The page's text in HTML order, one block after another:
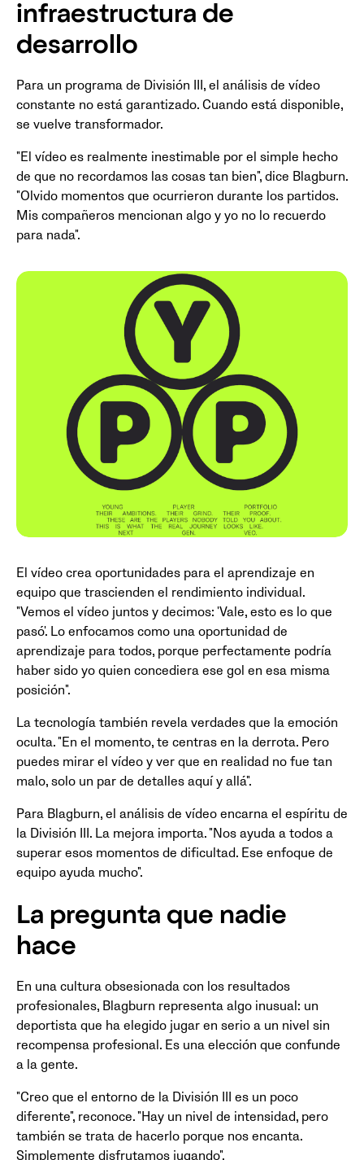
infraestructura de
desarrollo
Para un programa de División III, el análisis de vídeo
constante no está garantizado. Cuando está disponible,
se vuelve transformador.
"El vídeo es realmente inestimable por el simple hecho
de que no recordamos las cosas tan bien", dice Blagburn.
"Olvido momentos que ocurrieron durante los partidos.
Mis compañeros mencionan algo y yo no lo recuerdo
para nada".
El vídeo crea oportunidades para el aprendizaje en
equipo que trascienden el rendimiento individual.
"Vemos el vídeo juntos y decimos: 'Vale, esto es lo que
pasó'. Lo enfocamos como una oportunidad de
aprendizaje para todos, porque perfectamente podría
haber sido yo quien concediera ese gol en esa misma
posición".
La tecnología también revela verdades que la emoción
oculta. "En el momento, te centras en la derrota. Pero
puedes mirar el vídeo y ver que en realidad no fue tan
malo, solo un par de detalles aquí y allá".
Para Blagburn, el análisis de vídeo encarna el espíritu de
la División III. La mejora importa. "Nos ayuda a todos a
superar esos momentos de dificultad. Ese enfoque de
equipo ayuda mucho".
La pregunta que nadie
hace
En una cultura obsesionada con los resultados
profesionales, Blagburn representa algo inusual: un
deportista que ha elegido jugar en serio a un nivel sin
recompensa profesional. Es una elección que confunde
a la gente.
"Creo que el entorno de la División III es un poco
diferente", reconoce. "Hay un nivel de intensidad, pero
también se trata de hacerlo porque nos encanta.
Simplemente disfrutamos jugando".